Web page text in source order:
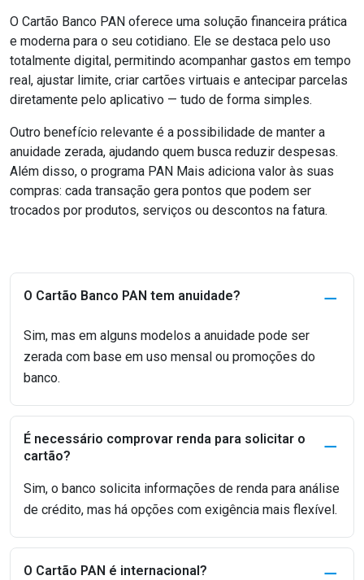
O Cartão Banco PAN oferece uma solução financeira prática
e moderna para o seu cotidiano. Ele se destaca pelo uso
totalmente digital, permitindo acompanhar gastos em tempo
real, ajustar limite, criar cartões virtuais e antecipar parcelas
diretamente pelo aplicativo — tudo de forma simples.
Outro benefício relevante é a possibilidade de manter a
anuidade zerada, ajudando quem busca reduzir despesas.
Além disso, o programa PAN Mais adiciona valor às suas
compras: cada transação gera pontos que podem ser
trocados por produtos, serviços ou descontos na fatura.
O Cartão Banco PAN tem anuidade?
Sim, mas em alguns modelos a anuidade pode ser
zerada com base em uso mensal ou promoções do
banco.
É necessário comprovar renda para solicitar o
cartão?
Sim, o banco solicita informações de renda para análise
de crédito, mas há opções com exigência mais flexível.
O Cartão PAN é internacional?